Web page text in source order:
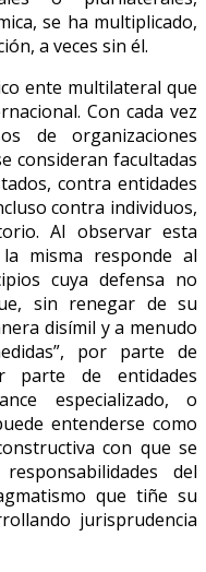
se ha multiplicado,
a veces sin él.
ente multilateral que
Con cada vez
de organizaciones
consideran facultadas
contra entidades
contra individuos,
Al observar esta
misma responde al
cuya defensa no
sin renegar de su
disímil y a menudo
por parte de
parte de entidades
especializado, o
entenderse como
con que se
del
que tiñe su
jurisprudencia